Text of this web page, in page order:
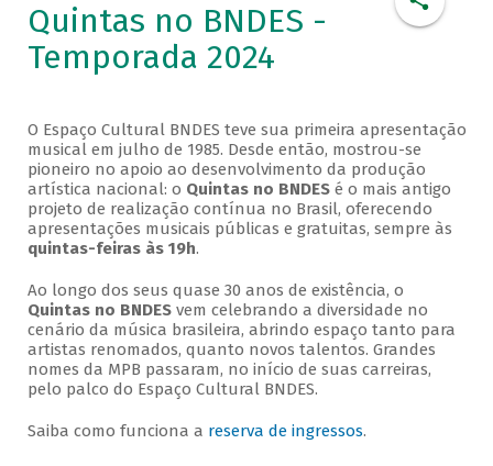
Quintas no BNDES -
Temporada 2024
O Espaço Cultural BNDES teve sua primeira apresentação
musical em julho de 1985. Desde então, mostrou-se
pioneiro no apoio ao desenvolvimento da produção
artística nacional: o Quintas no BNDESé o mais antigo
projeto de realização contínua no Brasil, oferecendo
apresentações musicais públicas e gratuitas, sempre às
quintas-feiras às 19h.
Ao longo dos seus quase 30 anos de existência, o
Quintas no BNDESvem celebrando a diversidade no
cenário da música brasileira, abrindo espaço tanto para
artistas renomados, quanto novos talentos. Grandes
nomes da MPB passaram, no início de suas carreiras,
pelo palco do Espaço Cultural BNDES.
Saiba como funciona a reserva de ingressos.